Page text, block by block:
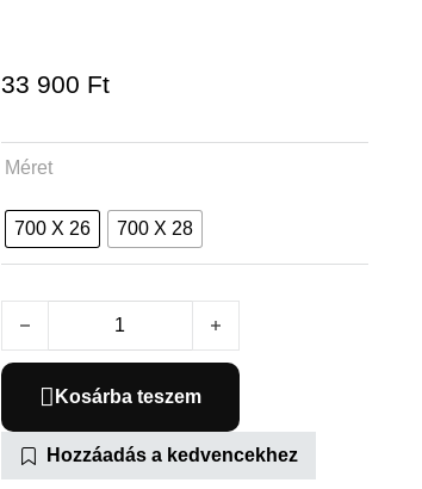
33 900 Ft
Méret
700 X 26 700 X 28
Kosárba teszem
Hozzáadás a kedvencekhez